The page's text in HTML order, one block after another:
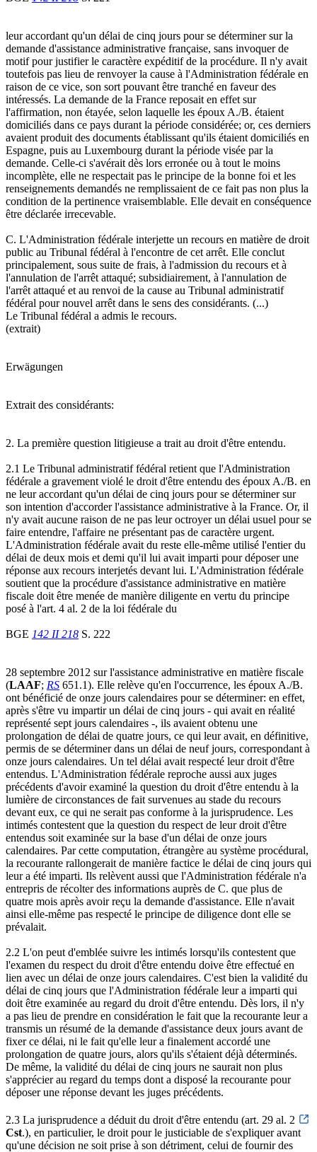
leur accordant qu'un délai de cinq jours pour se déterminer sur la
demande d'assistance administrative française, sans invoquer de
motif pour justifier le caractère expéditif de la procédure. Il n'y avait
toutefois pas lieu de renvoyer la cause à l'Administration fédérale en
raison de ce vice, son sort pouvant être tranché en faveur des
intéressés. La demande de la France reposait en effet sur
l'affirmation, non étayée, selon laquelle les époux A./B. étaient
domiciliés dans ce pays durant la période considérée; or, ces derniers
avaient produit des documents établissant qu'ils étaient domiciliés en
Espagne, puis au Luxembourg durant la période visée par la
demande. Celle-ci s'avérait dès lors erronée ou à tout le moins
incomplète, elle ne respectait pas le principe de la bonne foi et les
renseignements demandés ne remplissaient de ce fait pas non plus la
condition de la pertinence vraisemblable. Elle devait en conséquence
être déclarée irrecevable.
C. L'Administration fédérale interjette un recours en matière de droit
public au Tribunal fédéral à l'encontre de cet arrêt. Elle conclut
principalement, sous suite de frais, à l'admission du recours et à
l'annulation de l'arrêt attaqué; subsidiairement, à l'annulation de
l'arrêt attaqué et au renvoi de la cause au Tribunal administratif
fédéral pour nouvel arrêt dans le sens des considérants. (...)
Le Tribunal fédéral a admis le recours.
(extrait)
Erwägungen
Extrait des considérants:
2. La première question litigieuse a trait au droit d'être entendu.
2.1 Le Tribunal administratif fédéral retient que l'Administration
fédérale a gravement violé le droit d'être entendu des époux A./B. en
ne leur accordant qu'un délai de cinq jours pour se déterminer sur
son intention d'accorder l'assistance administrative à la France. Or, il
n'y avait aucune raison de ne pas leur octroyer un délai usuel pour se
faire entendre, l'affaire ne présentant pas de caractère urgent.
L'Administration fédérale avait du reste elle-même utilisé l'entier du
délai de deux mois et demi qu'il lui avait imparti pour déposer une
réponse aux recours interjetés devant lui. L'Administration fédérale
soutient que la procédure d'assistance administrative en matière
fiscale doit être menée de manière diligente en vertu du principe
posé à l'art. 4 al. 2 de la loi fédérale du
BGE 142 II 218 S. 222
28 septembre 2012 sur l'assistance administrative en matière fiscale
(LAAF; RS 651.1). Elle relève qu'en l'occurrence, les époux A./B.
ont bénéficié de onze jours calendaires pour se déterminer: en effet,
après s'être vu impartir un délai de cinq jours - qui avait en réalité
représenté sept jours calendaires -, ils avaient obtenu une
prolongation de délai de quatre jours, ce qui leur avait, en définitive,
permis de se déterminer dans un délai de neuf jours, correspondant à
onze jours calendaires. Un tel délai avait respecté leur droit d'être
entendus. L'Administration fédérale reproche aussi aux juges
précédents d'avoir examiné la question du droit d'être entendu à la
lumière de circonstances de fait survenues au stade du recours
devant eux, ce qui ne serait pas conforme à la jurisprudence. Les
intimés contestent que la question du respect de leur droit d'être
entendus soit examinée sur la base d'un délai de onze jours
calendaires. Par cette computation, étrangère au système procédural,
la recourante rallongerait de manière factice le délai de cinq jours qui
leur a été imparti. Ils relèvent aussi que l'Administration fédérale n'a
entrepris de récolter des informations auprès de C. que plus de
quatre mois après avoir reçu la demande d'assistance. Elle n'avait
ainsi elle-même pas respecté le principe de diligence dont elle se
prévalait.
2.2 L'on peut d'emblée suivre les intimés lorsqu'ils contestent que
l'examen du respect du droit d'être entendu doive être effectué en
lien avec un délai de onze jours calendaires. C'est bien la validité du
délai de cinq jours que l'Administration fédérale leur a imparti qui
doit être examinée au regard du droit d'être entendu. Dès lors, il n'y
a pas lieu de prendre en considération le fait que la recourante leur a
transmis un résumé de la demande d'assistance deux jours avant de
fixer ce délai, ni le fait qu'elle leur a finalement accordé une
prolongation de quatre jours, alors qu'ils s'étaient déjà déterminés.
De même, la validité du délai de cinq jours ne saurait non plus
s'apprécier au regard du temps dont a disposé la recourante pour
déposer une réponse devant les juges précédents.
2.3 La jurisprudence a déduit du droit d'être entendu (art. 29 al. 2
Cst.), en particulier, le droit pour le justiciable de s'expliquer avant
qu'une décision ne soit prise à son détriment, celui de fournir des